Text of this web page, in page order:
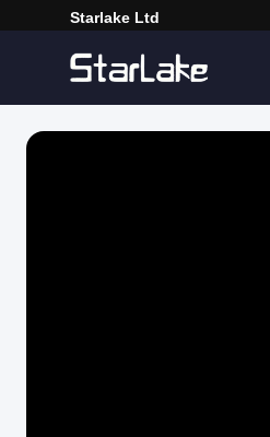
Starlake Ltd